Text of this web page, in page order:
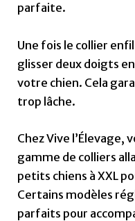
parfaite.
Une fois le collier
glisser deux doigts
votre chien. Cela
trop lâche.
Chez Vive l’Élevage,
gamme de colliers
petits chiens à XXL
Certains modèles
parfaits pour